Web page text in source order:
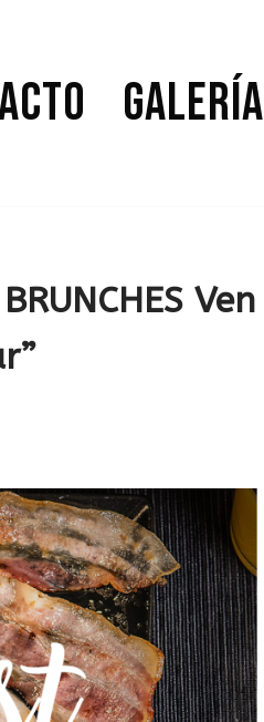
Galería
Ven